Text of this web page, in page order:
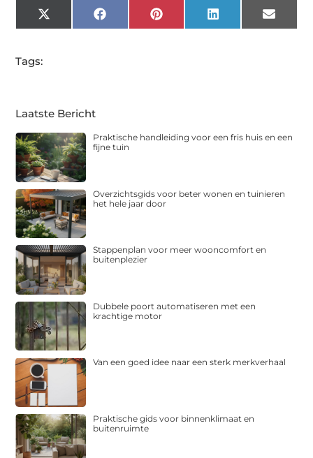
X
(Twitter)
FacebookPinterest LinkedIn Email
Tags:
Laatste Bericht
Praktische handleiding voor een fris huis en een
fijne tuin
Overzichtsgids voor beter wonen en tuinieren
het hele jaar door
Stappenplan voor meer wooncomfort en
buitenplezier
Dubbele poort automatiseren met een
krachtige motor
Van een goed idee naar een sterk merkverhaal
Praktische gids voor binnenklimaat en
buitenruimte